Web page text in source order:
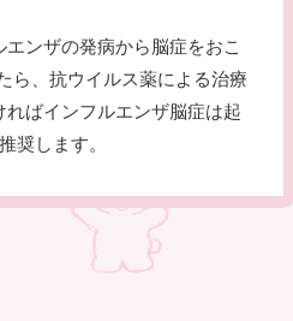
ンザの発病から脳症をおこ
ら、抗ウイルス薬による治療
ばインフルエンザ脳症は起
奨します。